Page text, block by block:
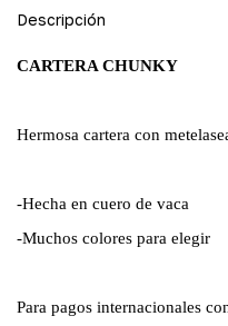
Descripción
CARTERA CHUNKY
Hermosa cartera con
-Hecha en cuero de vaca
-Muchos colores para elegir
Para pagos internacionales